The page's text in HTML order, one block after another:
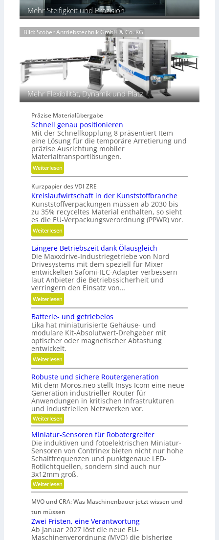
n
d
H
y
d
u
l
k
i
V
e
r
g
l
e
i
c
h
e
t
h
n
k
Mehr Steifigkeit und Präzision
Bild: Stöber Antriebstechnik GmbH & Co. KG
Mehr Flexibilität, Dynamik und Platz
Präzise Materialübergabe
Schnell genau positionieren
Mit der Schnellkopplung 8 präsentiert Item
eine Lösung für die temporäre Arretierung und
präzise Ausrichtung mobiler
Materialtransportlösungen.
Weiterlesen:
S
c
h
n
e
l
l
g
e
n
a
u
p
o
s
i
t
i
o
n
i
r
e
n
Kurzpapier des VDI ZRE
Kreislaufwirtschaft in der Kunststoffbranche
Kunststoffverpackungen müssen ab 2030 bis
zu 35% recyceltes Material enthalten, so sieht
es die EU-Verpackungsverordnung (PPWR) vor.
Weiterlesen:
K
r
e
i
s
l
a
u
f
w
i
r
t
s
c
h
a
f
t
i
n
d
e
K
u
n
s
t
t
o
f
Längere Betriebszeit dank Ölausgleich
Die Maxxdrive-Industriegetriebe von Nord
Drivesystems mit dem speziell für Mixer
entwickelten Safomi-IEC-Adapter verbessern
laut Anbieter die Betriebssicherheit und
verringern den Einsatz von…
Weiterlesen:
L
ä
n
g
e
r
e
e
t
r
i
e
b
s
z
e
t
d
a
n
k
Ö
l
Batterie- und getriebelos
Lika hat miniaturisierte Gehäuse- und
modulare Kit-Absolutwert-Drehgeber mit
optischer oder magnetischer Abtastung
entwickelt.
Weiterlesen:
B
a
t
t
e
r
i
e
-
u
n
d
g
e
t
e
b
Robuste und sichere Routergeneration
Mit dem Moros.neo stellt Insys Icom eine neue
Generation industrieller Router für
Anwendungen in kritischen Infrastrukturen
und industriellen Netzwerken vor.
Weiterlesen:
R
o
b
u
s
t
e
u
n
d
s
i
h
e
r
Miniatur-Sensoren für Robotergreifer
Die induktiven und fotoelektrischen Miniatur-
Sensoren von Contrinex bieten nicht nur hohe
Schaltfrequenzen und punktgenaue LED-
Rotlichtquellen, sondern sind auch nur
3x12mm groß.
Weiterlesen:
M
n
i
t
u
r
MVO und CRA: Was Maschinenbauer jetzt wissen und
tun müssen
Zwei Fristen, eine Verantwortung
Ab Januar 2027 löst die neue EU-
Maschinenverordnung (MVO) die bisherige